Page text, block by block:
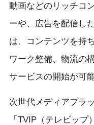
動画などのリッチコ
ーや、広告を配信し
は、コンテンツを持
ワーク整備、物流の
サービスの開始が可能
次世代メディアプラ
「TVIP（テレビッ